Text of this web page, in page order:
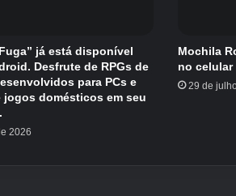
já está disponível
Desfrute de RPGs de
para PCs e
jogos domésticos em seu
2026
Mochila
no celular
29 de